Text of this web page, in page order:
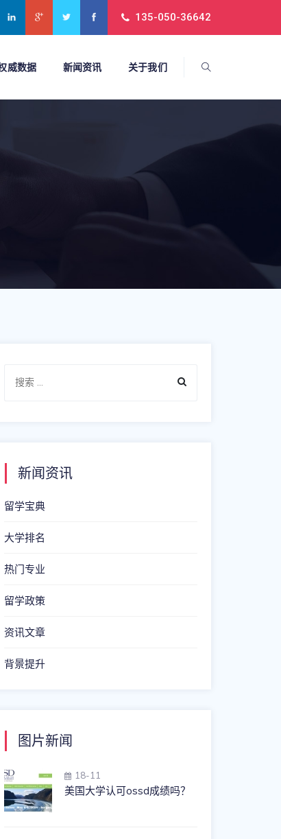
135-050-36642
威数据 新闻资讯 关于我们
新闻资讯
留学宝典
大学排名
热门专业
留学政策
资讯文章
背景提升
图片新闻
18-11
美国大学认可ossd成绩吗？